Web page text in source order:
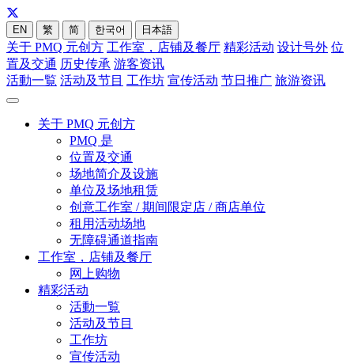
EN 繁 简 한국어 日本語
关于 PMQ 元创方 工作室，店铺及餐厅 精彩活动 设计号外 位
置及交通 历史传承 游客资讯
活動一覧 活动及节目 工作坊 宣传活动 节日推广 旅游资讯
关于 PMQ 元创方
PMQ 是
位置及交通
场地简介及设施
单位及场地租赁
创意工作室 / 期间限定店 / 商店单位
租用活动场地
无障碍通道指南
工作室，店铺及餐厅
网上购物
精彩活动
活動一覧
活动及节目
工作坊
宣传活动